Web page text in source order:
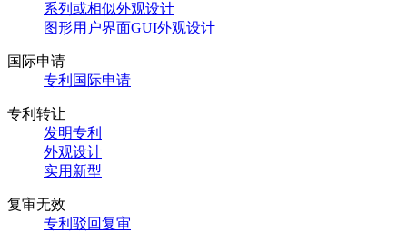
系列或相似外观设计
图形用户界面GUI外观设计
国际申请
专利国际申请
专利转让
发明专利
外观设计
实用新型
复审无效
专利驳回复审